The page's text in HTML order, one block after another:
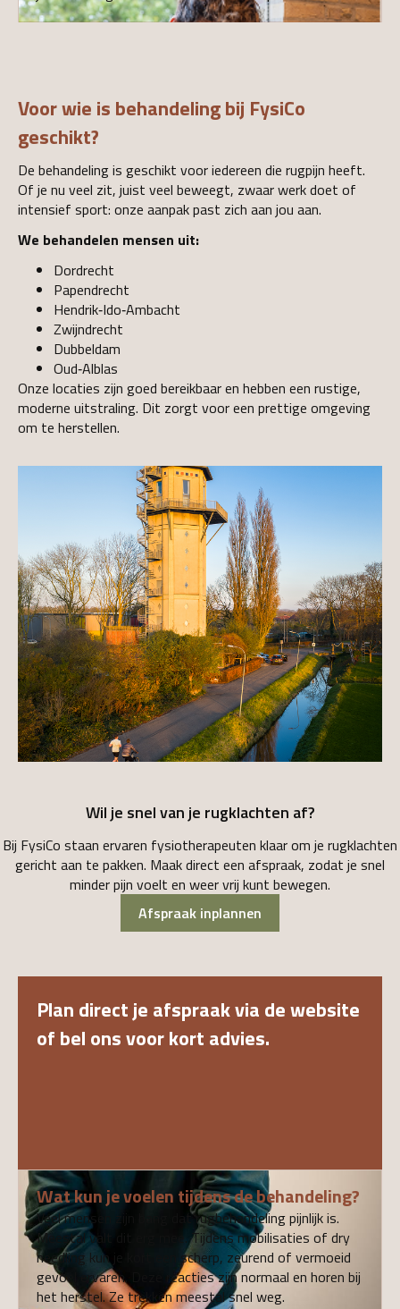
Voor wie is behandeling bij FysiCo
geschikt?
De behandeling is geschikt voor iedereen die rugpijn heeft.
Of je nu veel zit, juist veel beweegt, zwaar werk doet of
intensief sport: onze aanpak past zich aan jou aan.
We behandelen mensen uit:
Dordrecht
Papendrecht
Hendrik‑Ido‑Ambacht
Zwijndrecht
Dubbeldam
Oud‑Alblas
Onze locaties zijn goed bereikbaar en hebben een rustige,
moderne uitstraling. Dit zorgt voor een prettige omgeving
om te herstellen.
Wil je snel van je rugklachten af?
Bij FysiCo staan ervaren fysiotherapeuten klaar om je rugklachten
gericht aan te pakken. Maak direct een afspraak, zodat je snel
minder pijn voelt en weer vrij kunt bewegen.
Afspraak inplannen
Plan direct je afspraak via de website
of bel ons voor kort advies.
Wat kun je voelen tijdens de behandeling?
Veel mensen zijn bang dat rugbehandeling pijnlijk is.
Meestal valt dit erg mee. Tijdens mobilisaties of dry
needling kun je kort een scherp, zeurend of vermoeid
gevoel ervaren. Deze reacties zijn normaal en horen bij
het herstel. Ze trekken meestal snel weg.